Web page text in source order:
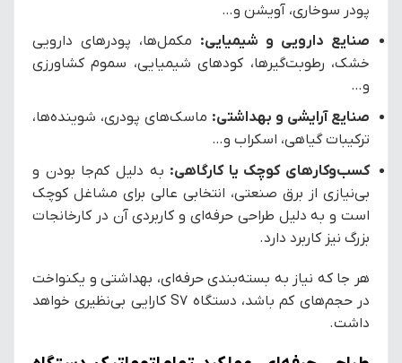
پودر سوخاری، آویشن و…
صنایع دارویی و شیمیایی: مکمل‌ها، پودرهای دارویی
خشک، رطوبت‌گیرها، کودهای شیمیایی، سموم کشاورزی
و…
صنایع آرایشی و بهداشتی: ماسک‌های پودری، شوینده‌ها،
ترکیبات گیاهی، اسکراب و…
کسب‌وکارهای کوچک یا کارگاهی: به دلیل کم‌جا بودن و
بی‌نیازی از برق صنعتی، انتخابی عالی برای مشاغل کوچک
است و به دلیل طراحی حرفه‌ای و کاربردی آن در کارخانجات
بزرگ نیز کاربرد دارد.
هر جا که نیاز به بسته‌بندی حرفه‌ای، بهداشتی و یکنواخت
در حجم‌های کم باشد، دستگاه S7 کارایی بی‌نظیری خواهد
داشت.